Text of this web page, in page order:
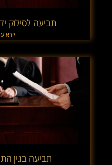
תביעה לסילוק
קרא
תביעה בגין